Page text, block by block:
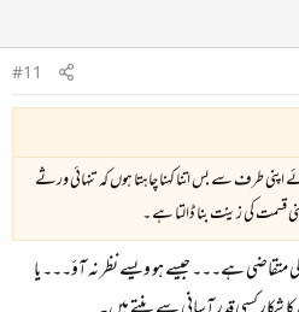
#11
طرف سے بس اتنا کہنا چاہتا ہوں کہ تنہائی ورثے
قسمت کی زینت بنا ڈالتا ہے ۔
ہے۔۔۔ جیسے ہو ویسے نظر نہ آؤ۔۔۔ یا